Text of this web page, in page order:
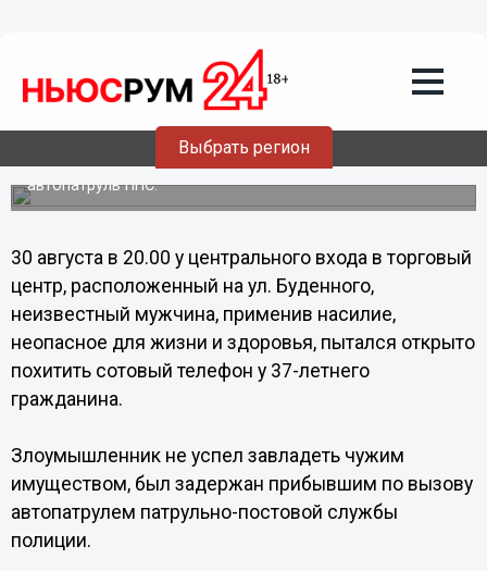
Выбрать регион
31.08.201314:31
В Нижегородской области грабителю
не удалось совершить преступление
Помешал ему, прибывший на место преступления,
автопатруль ППС.
30 августа в 20.00 у центрального входа в торговый
центр, расположенный на ул. Буденного,
неизвестный мужчина, применив насилие,
неопасное для жизни и здоровья, пытался открыто
похитить сотовый телефон у 37-летнего
гражданина.
Злоумышленник не успел завладеть чужим
имуществом, был задержан прибывшим по вызову
автопатрулем патрульно-постовой службы
полиции.